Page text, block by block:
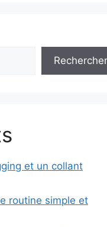
Rechercher
et un collant
routine simple et